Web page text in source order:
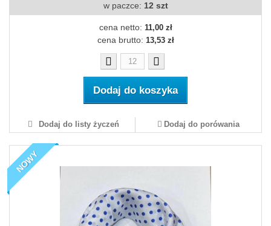
w paczce: 12 szt
cena netto: 11,00 zł
cena brutto: 13,53 zł
Dodaj do koszyka
Dodaj do listy życzeń Dodaj do porówania
NOWY